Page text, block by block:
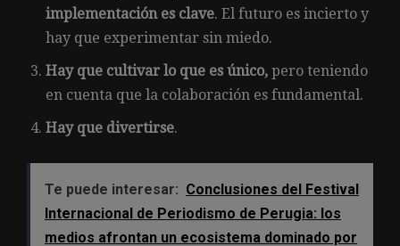
implementación es clave. El futuro es incierto y
hay que experimentar sin miedo.
Hay que cultivar lo que es único, pero teniendo
en cuenta que la colaboración es fundamental.
Hay que divertirse.
Te puede interesar: Conclusiones del Festival
Internacional de Periodismo de Perugia: los
medios afrontan un ecosistema dominado por